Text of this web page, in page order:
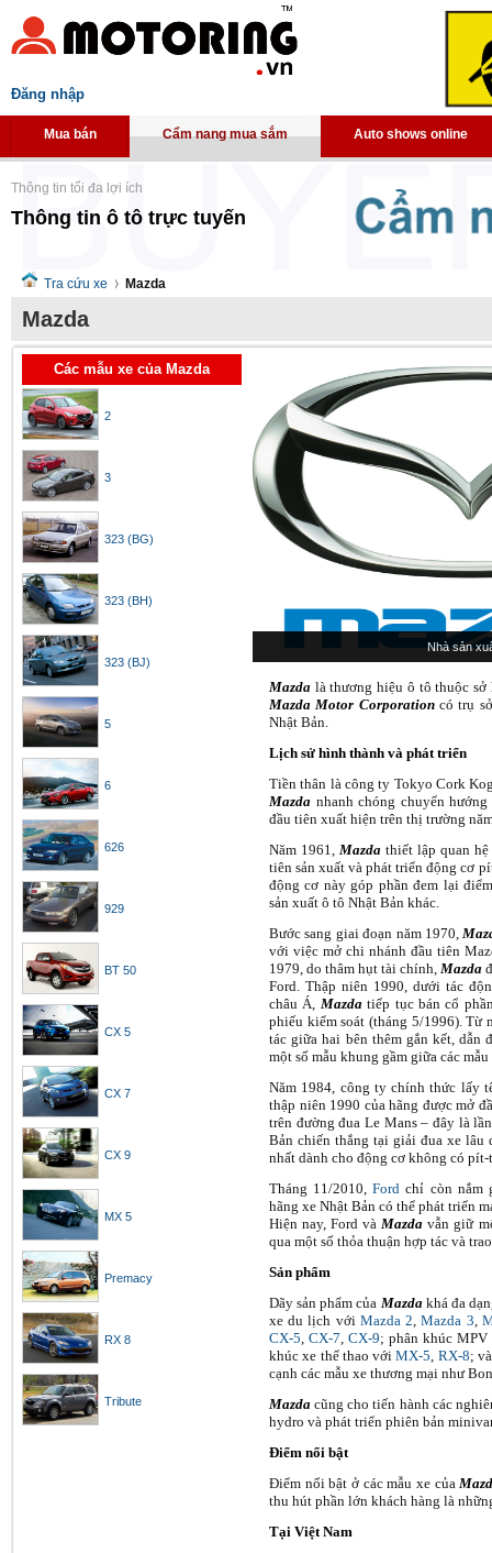
Đăng nhập
Mua bán Cẩm nang mua sắm Auto shows online
Thông tin tối đa lợi ích
Thông tin ô tô trực tuyến
Tra cứu xe Mazda
Mazda
Các mẫu xe của Mazda
2
3
323 (BG)
323 (BH)
323 (BJ)
5
6
626
929
BT 50
CX 5
CX 7
CX 9
MX 5
Premacy
RX 8
Tribute
Nhà sản
Mazda là thương hiệu ô tô thuộc sở
Mazda Motor Corporationcó trụ
Nhật Bản.
Lịch sử hình thành và phát triển
Tiền thân là công ty Tokyo Cork
Mazda nhanh chóng chuyển
đầu tiên xuất hiện trên thị trường
Năm 1961, Mazda thiết lập quan
tiên sản xuất và phát triển động cơ
động cơ này góp phần đem lại
sản xuất ô tô Nhật Bản khác.
Bước sang giai đoạn năm 1970,
với việc mở chi nhánh đầu tiên
1979, do thâm hụt tài chính, Mazda
Ford. Thập niên 1990, dưới tác
châu Á, Mazda tiếp tục bán cổ
phiếu kiểm soát (tháng 5/1996). Từ
tác giữa hai bên thêm gắn kết, dẫn
một số mẫu khung gầm giữa các
Năm 1984, công ty chính thức lấy
thập niên 1990 của hãng được mở
trên đường đua Le Mans – đây là
Bản chiến thắng tại giải đua xe lâu
nhất dành cho động cơ không có
Tháng 11/2010,Ford chỉ còn nắm
hãng xe Nhật Bản có thể phát triển
Hiện nay, Ford vàMazda vẫn giữ
qua một số thỏa thuận hợp tác và
Sản phẩm
Dãy sản phẩm của Mazdakhá đa
xe du lịch với Mazda 2,Mazda 3,
CX-5, CX-7, CX-9; phân khúc
khúc xe thể thao vớiMX-5, RX-8;
cạnh các mẫu xe thương mại như
Mazdacũng cho tiến hành các
hydro và phát triển phiên bản
Điểm nổi bật
Điểm nổi bật ở các mẫu xe của
thu hút phần lớn khách hàng là
Tại Việt Nam